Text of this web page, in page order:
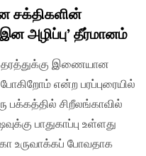
சக்திகளின்
அழிப்பு’ தீர்மானம்
தரத்துக்கு இணையான
என்ற பரப்புரையில்
பக்கத்தில் சிறீலங்காவில்
பாதுகாப்பு உள்ளது
உருவாக்கப் போவதாக